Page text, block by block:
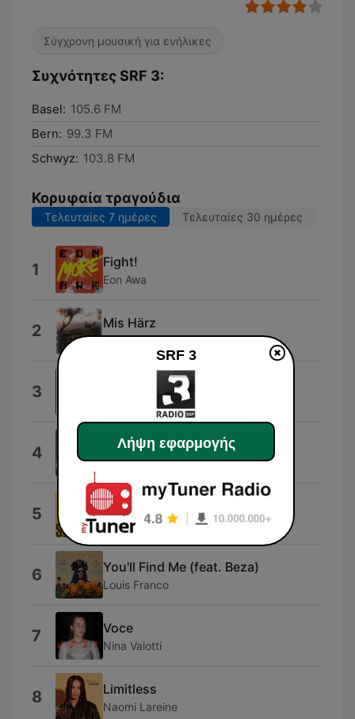
Σύγχρονη μουσική για ενήλικες
Συχνότητες SRF 3:
Basel: 105.6 FM
Bern: 99.3 FM
Schwyz: 103.8 FM
Κορυφαία τραγούδια
Τελευταίες 7 ημέρες Τελευταίες 30 ημέρες
1 Fight!
Eon Awa
2 Mis Härz
Nischua
3 Let It Snow
Kylie Minogue
4 Dai Dai Dai
Robertino
5 Kafi ohni Crème
Span
6 You'll Find Me (feat. Beza)
Louis Franco
7 Voce
Nina Valotti
8 Limitless
Naomi Lareine
SRF 3
Λήψη εφαρμογής